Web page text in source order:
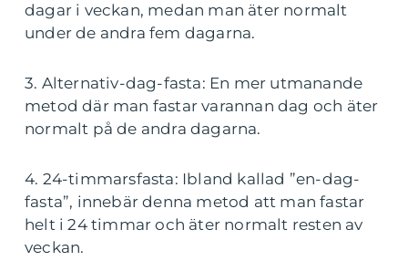
dagar i veckan, medan man äter normalt
under de andra fem dagarna.
3. Alternativ-dag-fasta: En mer utmanande
metod där man fastar varannan dag och äter
normalt på de andra dagarna.
4. 24-timmarsfasta: Ibland kallad ”en-dag-
fasta”, innebär denna metod att man fastar
helt i 24 timmar och äter normalt resten av
veckan.